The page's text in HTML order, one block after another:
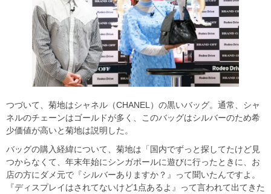
つづいて、菊地はシャネル（CHANEL）の黒いバッグ。通常、シャ
ネルのチェーンはゴールドが多く、このバッグはシルバーのため希
少価値が高いと菊地は説明した。
バッグの購入経緯について、菊地は「国内でずっと探してたけど見
つからなくて、年末年始にシンガポールに遊びに行ったときに、お
店の方にダメ元で『シルバーありますか？』って聞いたんですよ。
『ディスプレイはされてないけど1点あるよ』って言われて出てきた